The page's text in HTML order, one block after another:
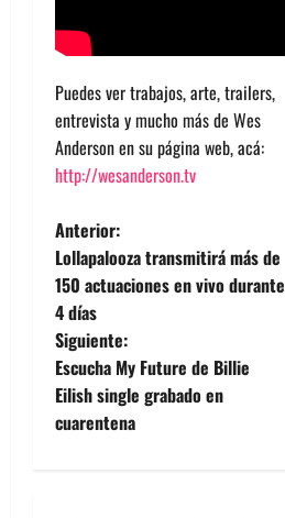
Puedes ver trabajos, arte, trailers,
entrevista y mucho más de Wes
Anderson en su página web, acá:
http://wesanderson.tv
N
a
v
e
g
Anterior:
Lollapalooza transmitirá más de
150 actuaciones en vivo durante
4 días
Siguiente:
Escucha My Future de Billie
Eilish single grabado en
cuarentena